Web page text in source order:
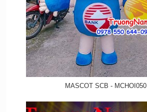
MASCOT SCB - MCHOI050